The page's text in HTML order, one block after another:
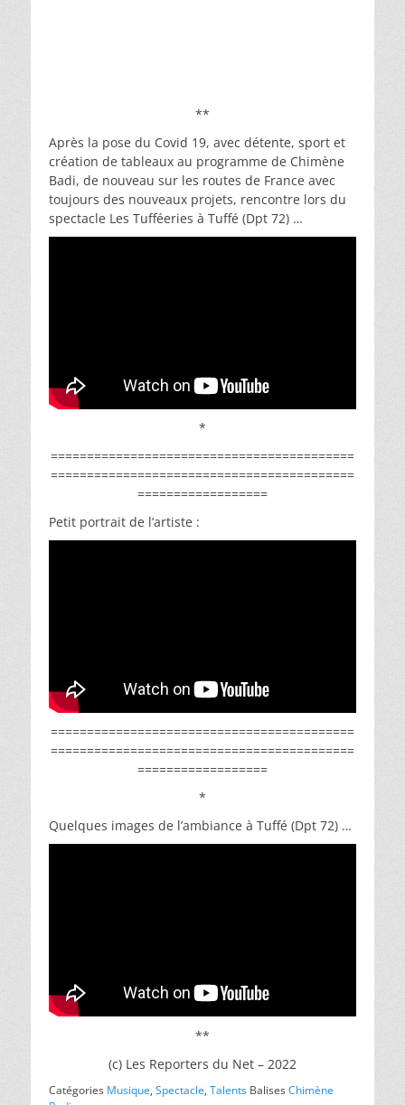
**
Après la pose du Covid 19, avec détente, sport et
création de tableaux au programme de Chimène
Badi, de nouveau sur les routes de France avec
toujours des nouveaux projets, rencontre lors du
spectacle Les Tufféeries à Tuffé (Dpt 72) …
*
==========================================
==========================================
==================
Petit portrait de l’artiste :
==========================================
==========================================
==================
*
Quelques images de l’ambiance à Tuffé (Dpt 72) …
**
(c) Les Reporters du Net – 2022
Catégories Musique, Spectacle, Talents BalisesChimène